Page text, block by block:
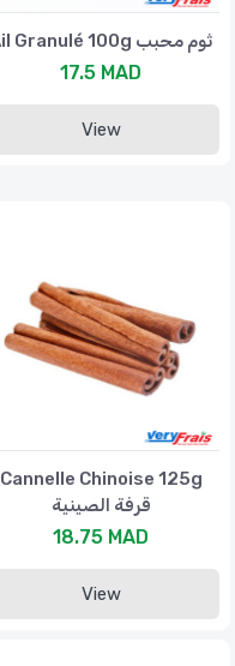
Ail Granulé 100g ثوم محبب
17.5 MAD
View
Cannelle Chinoise 125g
قرفة الصينية
18.75 MAD
View